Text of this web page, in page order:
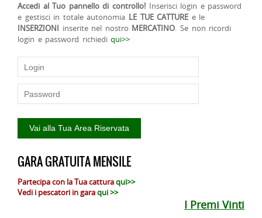
Accedi al Tuo pannello di controllo! Inserisci login e password
e gestisci in totale autonomia LE TUE CATTURE e le
INSERZIONI inserite nel nostro MERCATINO. Se non ricordi
login e password richiediqui>>
GARA GRATUITA MENSILE
Partecipa con la Tua catturaqui>>
Vedi i pescatori in garaqui >>
I Premi Vinti